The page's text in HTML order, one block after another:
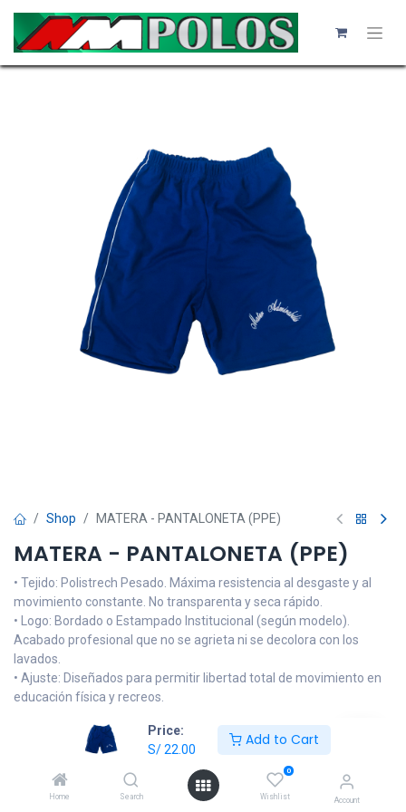
Price:
S/22.00
Add to Cart
Home Search
0
Wishlist Account
Shop MATERA - PANTALONETA (PPE)
MATERA - PANTALONETA (PPE)
• Tejido: Polistrech Pesado. Máxima resistencia al desgaste y al
movimiento constante. No transparenta y seca rápido.
• Logo: Bordado o Estampado Institucional (según modelo).
Acabado profesional que no se agrieta ni se decolora con los
lavados.
• Ajuste: Diseñados para permitir libertad total de movimiento en
educación física y recreos.
NOTA: Las imágenes son referenciales, el producto podrá llevar
alguna modificación en el logo o tonalidad del color de la prenda
que no sea muy alejada del diseño oficial de la institución
educativa. Si tiene dudas, consulte por medio de nuestro